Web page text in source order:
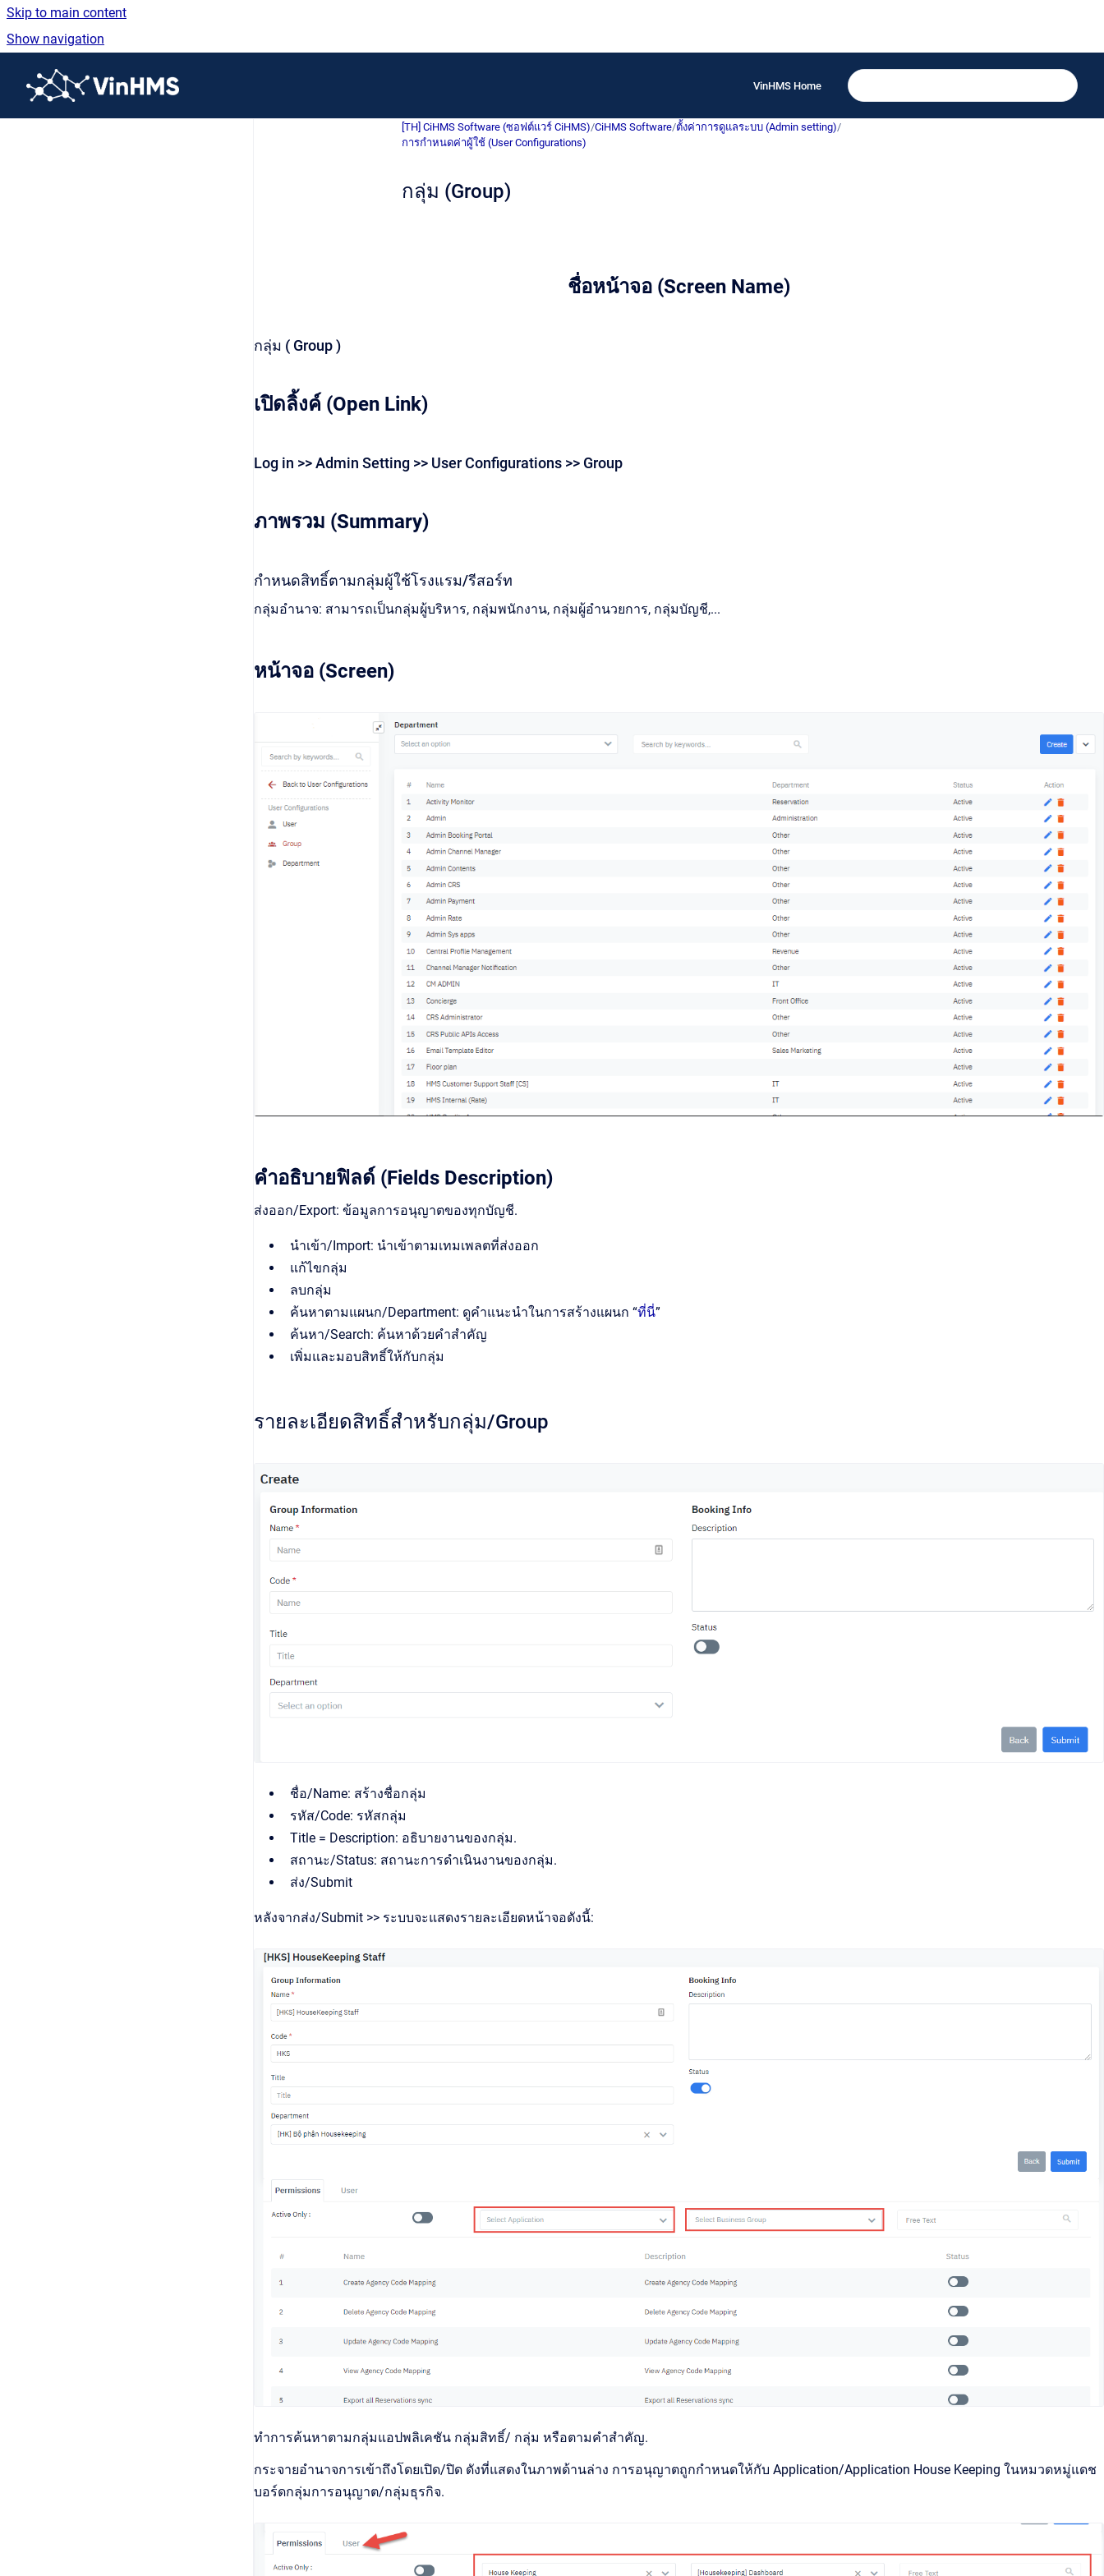
Skip to main content
Show navigation
VinHMS Home
[TH] CiHMS Software (ซอฟต์แวร์ CiHMS)/CiHMS Software/ตั้งค่าการดูแลระบบ (Admin setting)/
การกำหนดค่าผู้ใช้ (User Configurations)
กลุ่ม (Group)
ชื่อหน้าจอ (Screen Name)
กลุ่ม ( Group )
เปิดลิ้งค์ (Open Link)
Log in >> Admin Setting >> User Configurations >> Group
ภาพรวม (Summary)
กำหนดสิทธิ์ตามกลุ่มผู้ใช้โรงแรม/รีสอร์ท
กลุ่มอำนาจ: สามารถเป็นกลุ่มผู้บริหาร, กลุ่มพนักงาน, กลุ่มผู้อำนวยการ, กลุ่มบัญชี,...
หน้าจอ (Screen)
คำอธิบายฟิลด์ (Fields Description)
ส่งออก/Export: ข้อมูลการอนุญาตของทุกบัญชี.
นำเข้า/Import: นำเข้าตามเทมเพลตที่ส่งออก
แก้ไขกลุ่ม
ลบกลุ่ม
ค้นหาตามแผนก/Department: ดูคำแนะนำในการสร้างแผนก “ที่นี่”
ค้นหา/Search: ค้นหาด้วยคำสำคัญ
เพิ่มและมอบสิทธิ์ให้กับกลุ่ม
รายละเอียดสิทธิ์สำหรับกลุ่ม/Group
ชื่อ/Name: สร้างชื่อกลุ่ม
รหัส/Code: รหัสกลุ่ม
Title = Description: อธิบายงานของกลุ่ม.
สถานะ/Status: สถานะการดำเนินงานของกลุ่ม.
ส่ง/Submit
หลังจากส่ง/Submit >> ระบบจะแสดงรายละเอียดหน้าจอดังนี้:
ทำการค้นหาตามกลุ่มแอปพลิเคชัน กลุ่มสิทธิ์/ กลุ่ม หรือตามคำสำคัญ.
กระจายอำนาจการเข้าถึงโดยเปิด/ปิด ดังที่แสดงในภาพด้านล่าง การอนุญาตถูกกำหนดให้กับ Application/Application House Keeping ในหมวดหมู่แดช
บอร์ดกลุ่มการอนุญาต/กลุ่มธุรกิจ.